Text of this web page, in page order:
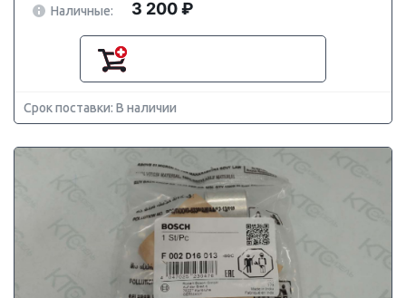
Наличные:
3 200 ₽
Срок поставки: В наличии